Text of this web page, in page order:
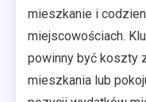
mieszkanie i
miejscowościach.
powinny być koszty
mieszkania lub